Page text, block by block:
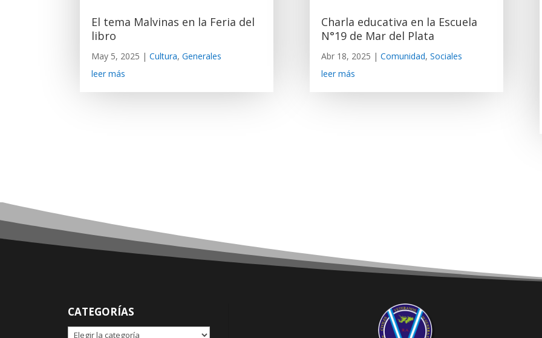
El tema Malvinas en la Feria del
libro
May 5, 2025 | Cultura, Generales
leer más
Charla educativa en la Escuela
N°19 de Mar del Plata
Abr 18, 2025 | Comunidad, Sociales
leer más
CATEGORÍAS
CATEGORÍAS